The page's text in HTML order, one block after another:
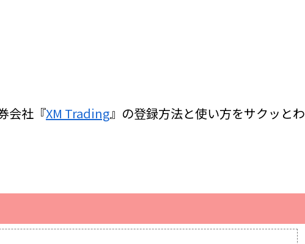
会社『XM Trading』の登録方法と使い方をサクッとわ